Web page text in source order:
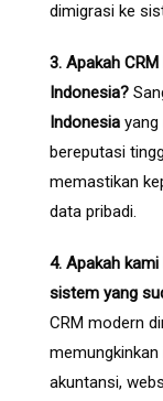
dimigrasi ke
3. Apakah
Indonesia?
Indonesia yang
bereputasi
memastikan
data pribadi.
4. Apakah
sistem yang
CRM modern
akuntansi,